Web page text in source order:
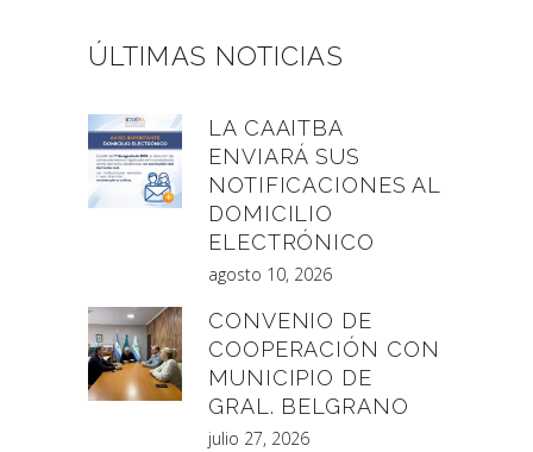
ÚLTIMAS NOTICIAS
LA CAAITBA
ENVIARÁ SUS
NOTIFICACIONES AL
DOMICILIO
ELECTRÓNICO
agosto 10, 2026
CONVENIO DE
COOPERACIÓN CON
MUNICIPIO DE
GRAL. BELGRANO
julio 27, 2026